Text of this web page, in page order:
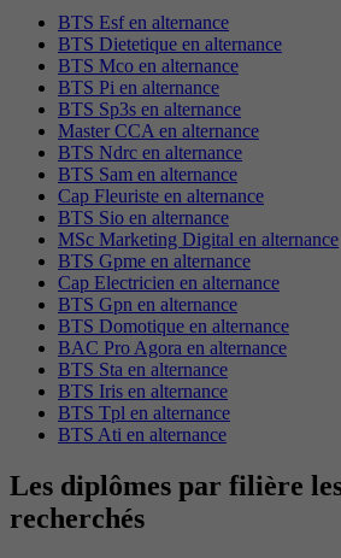
BTS Esf en alternance
BTS Dietetique en alternance
BTS Mco en alternance
BTS Pi en alternance
BTS Sp3s en alternance
Master CCA en alternance
BTS Ndrc en alternance
BTS Sam en alternance
Cap Fleuriste en alternance
BTS Sio en alternance
MSc Marketing Digital en alternance
BTS Gpme en alternance
Cap Electricien en alternance
BTS Gpn en alternance
BTS Domotique en alternance
BAC Pro Agora en alternance
BTS Sta en alternance
BTS Iris en alternance
BTS Tpl en alternance
BTS Ati en alternance
Les diplômes par filière
recherchés